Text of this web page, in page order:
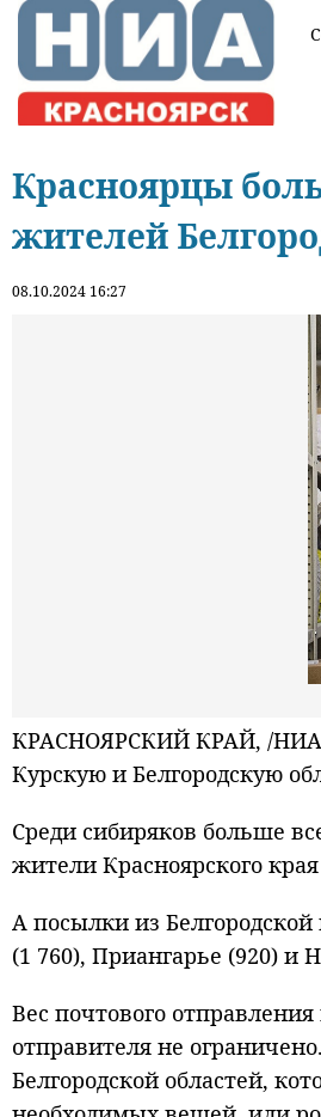
Красноярцы
жителей
08.10.2024 16:27
КРАСНОЯРСКИЙ КРАЙ, /НИА-
Курскую и Белгородскую
Среди сибиряков больше
жители Красноярского
А посылки из
(1 760), Приангарье (920) и
Вес почтового
отправителя не
Белгородской областей,